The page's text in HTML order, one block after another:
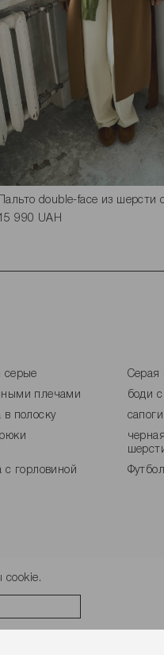
Пальто double-face из шерсти
990 UAH
серые
Серая
плечами
боди
полоску
с горловиной
cookie.